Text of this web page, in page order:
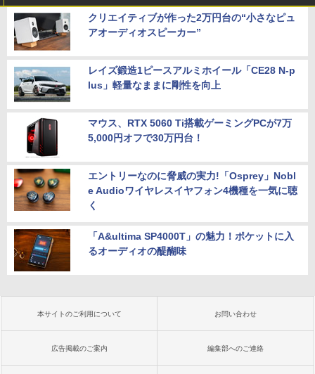
クリエイティブが作った2万円台の“小さなピュ
アオーディオスピーカー”
レイズ鍛造1ピースアルミホイール「CE28 N-p
lus」軽量なままに剛性を向上
マウス、RTX 5060 Ti搭載ゲーミングPCが7万
5,000円オフで30万円台！
エントリーなのに脅威の実力!「Osprey」Nobl
e Audioワイヤレスイヤフォン4機種を一気に聴
く
「A&ultima SP4000T」の魅力！ポケットに入
るオーディオの醍醐味
本サイトのご利用について お問い合わせ
広告掲載のご案内 編集部へのご連絡